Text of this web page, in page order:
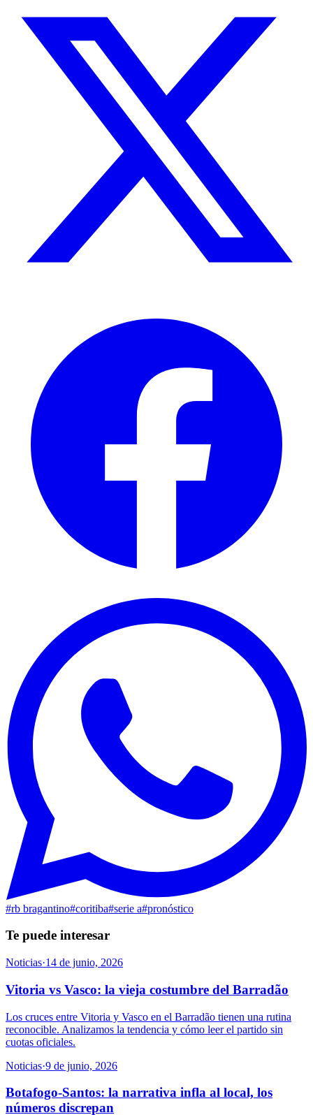
#rb bragantino#coritiba#serie a#pronóstico
Te puede interesar
Noticias·14 de junio, 2026
Vitoria vs Vasco: la vieja costumbre del Barradão
Los cruces entre Vitoria y Vasco en el Barradão tienen una rutina
reconocible. Analizamos la tendencia y cómo leer el partido sin
cuotas oficiales.
Noticias·9 de junio, 2026
Botafogo-Santos: la narrativa infla al local, los
números discrepan